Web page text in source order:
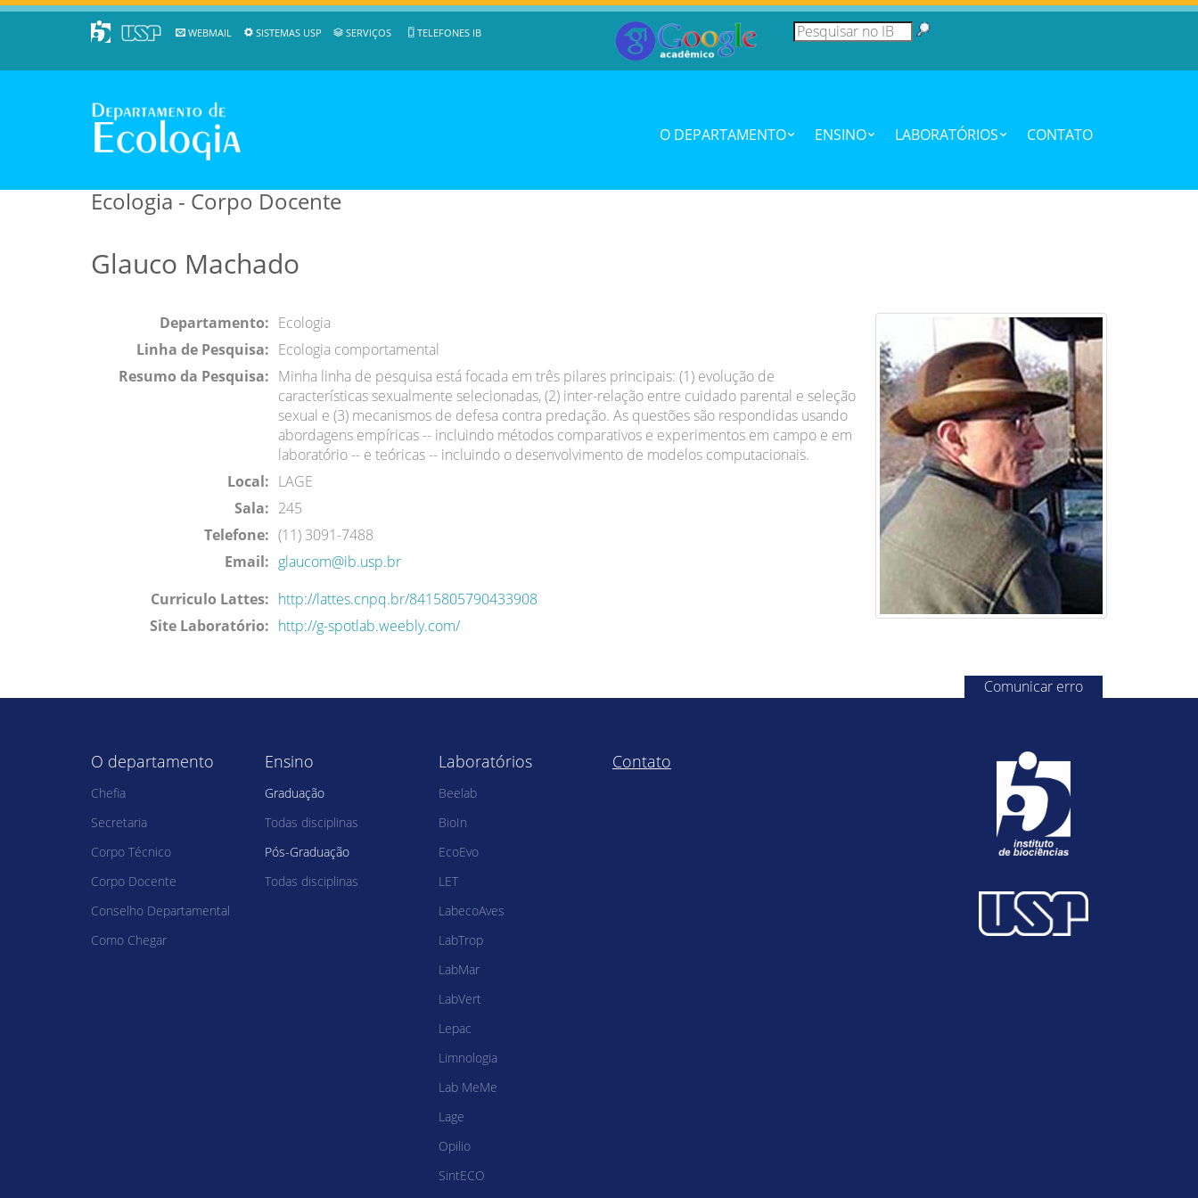
WEBMAIL SISTEMAS USP SERVIÇOS TELEFONES IB
O DEPARTAMENTO ENSINO LABORATÓRIOS CONTATO
Ecologia - Corpo Docente
Glauco Machado
Departamento: Ecologia
Linha de Pesquisa: Ecologia comportamental
Resumo da Pesquisa: Minha linha de pesquisa está focada em três pilares principais: (1) evolução de
características sexualmente selecionadas, (2) inter-relação entre cuidado parental e seleção
sexual e (3) mecanismos de defesa contra predação. As questões são respondidas usando
abordagens empíricas -- incluindo métodos comparativos e experimentos em campo e em
laboratório -- e teóricas -- incluindo o desenvolvimento de modelos computacionais.
Local: LAGE
Sala: 245
Telefone: (11) 3091-7488
Email: glaucom@ib.usp.br
Curriculo Lattes: http://lattes.cnpq.br/8415805790433908
Site Laboratório: http://g-spotlab.weebly.com/
Comunicar erro
O departamento
Chefia
Secretaria
Corpo Técnico
Corpo Docente
Conselho Departamental
Como Chegar
Ensino
Graduação
Todas disciplinas
Pós-Graduação
Todas disciplinas
Laboratórios
Beelab
BioIn
EcoEvo
LET
LabecoAves
LabTrop
LabMar
LabVert
Lepac
Limnologia
Lab MeMe
Lage
Opilio
SintECO
Contato